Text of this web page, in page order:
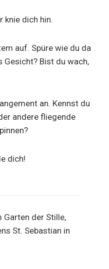
knie dich hin.
auf. Spüre wie du da
Gesicht? Bist du wach,
an. Kennst du
andere fliegende
dich!
Garten der Stille,
St. Sebastian in